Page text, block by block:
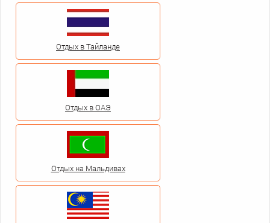
Отдых в Тайланде
Отдых в ОАЭ
Отдых на Мальдивах